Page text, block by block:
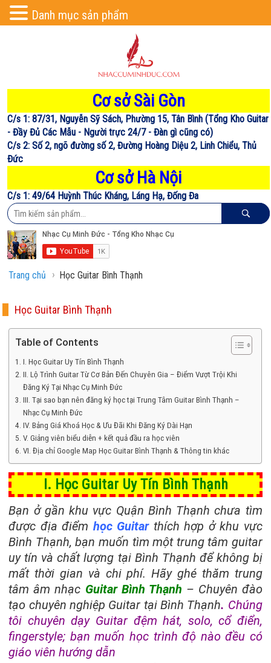
Cơ sở Sài Gòn
C/s 1: 87/31, Nguyễn Sỹ Sách, Phường 15, Tân Bình (Tổng Kho Guitar
- Đầy Đủ Các Mẫu - Người trực 24/7 - Đàn gì cũng có)
C/s 2: Số 2, ngõ đường số 2, Đường Hoàng Diệu 2, Linh Chiểu, Thủ
Đức
Cơ sở Hà Nội
C/s 1: 49/64 Huỳnh Thúc Kháng, Láng Hạ, Đống Đa
Trang chủ › Học Guitar Bình Thạnh
Học Guitar Bình Thạnh
Table of Contents
I. Học Guitar Uy Tín Bình Thạnh
II. Lộ Trình Guitar Từ Cơ Bản Đến Chuyên Gia – Điểm Vượt Trội Khi
Đăng Ký Tại Nhạc Cụ Minh Đức
III. Tại sao bạn nên đăng ký học tại Trung Tâm Guitar Bình Thạnh –
Nhạc Cụ Minh Đức
IV. Bảng Giá Khoá Học & Ưu Đãi Khi Đăng Ký Dài Hạn
V. Giảng viên biểu diễn + kết quả đầu ra học viên
VI. Địa chỉ Google Map Học Guitar Bình Thạnh & Thông tin khác
I. Học Guitar Uy Tín Bình Thạnh
Bạn ở gần khu vực Quận Bình Thạnh chưa tìm
được địa điểm học Guitarthích hợp ở khu vực
Bình Thạnh, bạn muốn tìm một trung tâm guitar
uy tín và chất lượng tại Bình Thạnh để không bị
mất thời gian và chi phí. Hãy ghé thăm trung
tâm âm nhạc Guitar Bình Thạnh – Chuyên đào
tạo chuyên nghiệp Guitar tại Bình Thạnh. Chúng
tôi chuyên dạy Guitar đệm hát, solo, cổ điển,
fingerstyle; bạn muốn học trình độ nào đều có
giáo viên hướng dẫn
Danh mục sản phẩm